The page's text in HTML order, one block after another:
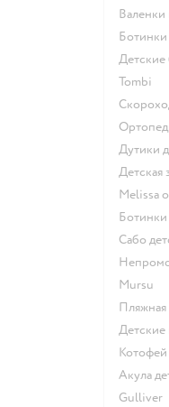
Tombi
Дутики
Melissa
Сабо
Mursu
Котофей
Акула
Gulliver